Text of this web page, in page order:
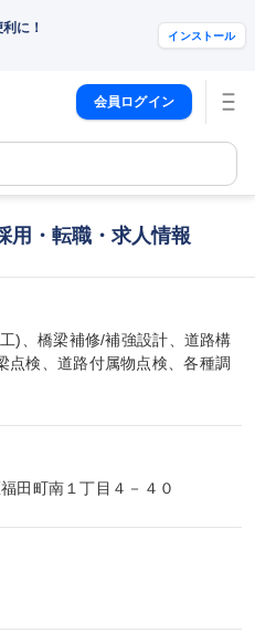
に！ インストール
会員ログイン
用・転職・求人情報
)、橋梁補修/補強設計、道路構
点検、道路付属物点検、各種調
田町南１丁目４－４０